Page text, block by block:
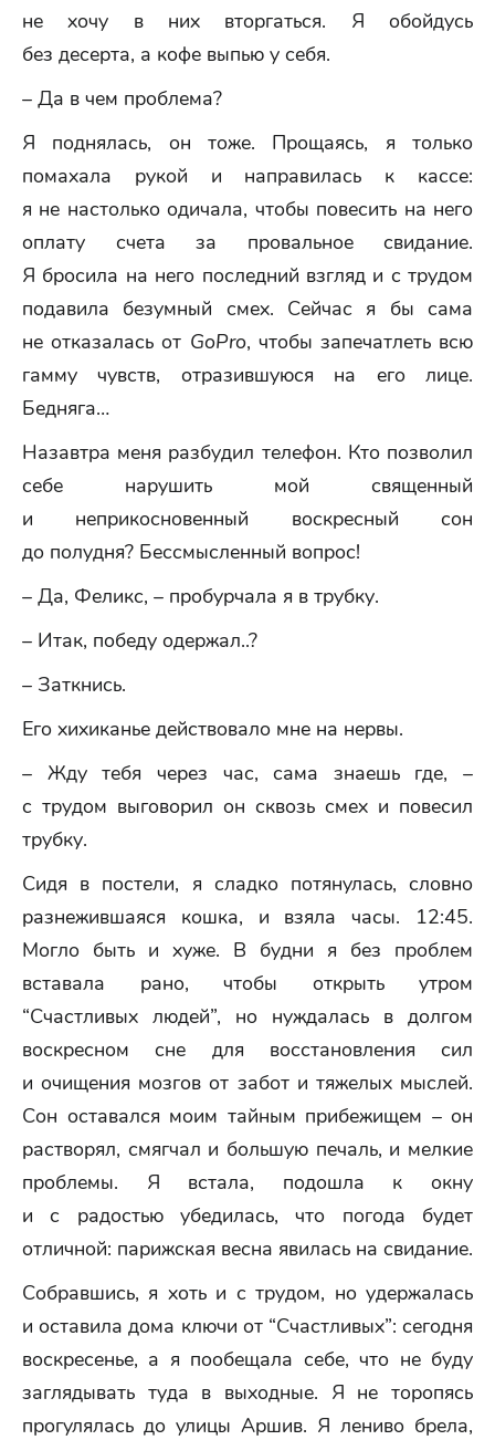
не хочу в них вторгаться. Я обойдусь
без десерта, а кофе выпью у себя.
– Да в чем проблема?
Я поднялась, он тоже. Прощаясь, я только
помахала рукой и направилась к кассе:
я не настолько одичала, чтобы повесить на него
оплату счета за провальное свидание.
Я бросила на него последний взгляд и с трудом
подавила безумный смех. Сейчас я бы сама
не отказалась от GoPro, чтобы запечатлеть всю
гамму чувств, отразившуюся на его лице.
Бедняга…
Назавтра меня разбудил телефон. Кто позволил
себе нарушить мой священный
и неприкосновенный воскресный сон
до полудня? Бессмысленный вопрос!
– Да, Феликс, – пробурчала я в трубку.
– Итак, победу одержал..?
– Заткнись.
Его хихиканье действовало мне на нервы.
– Жду тебя через час, сама знаешь где, –
с трудом выговорил он сквозь смех и повесил
трубку.
Сидя в постели, я сладко потянулась, словно
разнежившаяся кошка, и взяла часы. 12:45.
Могло быть и хуже. В будни я без проблем
вставала рано, чтобы открыть утром
“Счастливых людей”, но нуждалась в долгом
воскресном сне для восстановления сил
и очищения мозгов от забот и тяжелых мыслей.
Сон оставался моим тайным прибежищем – он
растворял, смягчал и большую печаль, и мелкие
проблемы. Я встала, подошла к окну
и с радостью убедилась, что погода будет
отличной: парижская весна явилась на свидание.
Собравшись, я хоть и с трудом, но удержалась
и оставила дома ключи от “Счастливых”: сегодня
воскресенье, а я пообещала себе, что не буду
заглядывать туда в выходные. Я не торопясь
прогулялась до улицы Аршив. Я лениво брела,